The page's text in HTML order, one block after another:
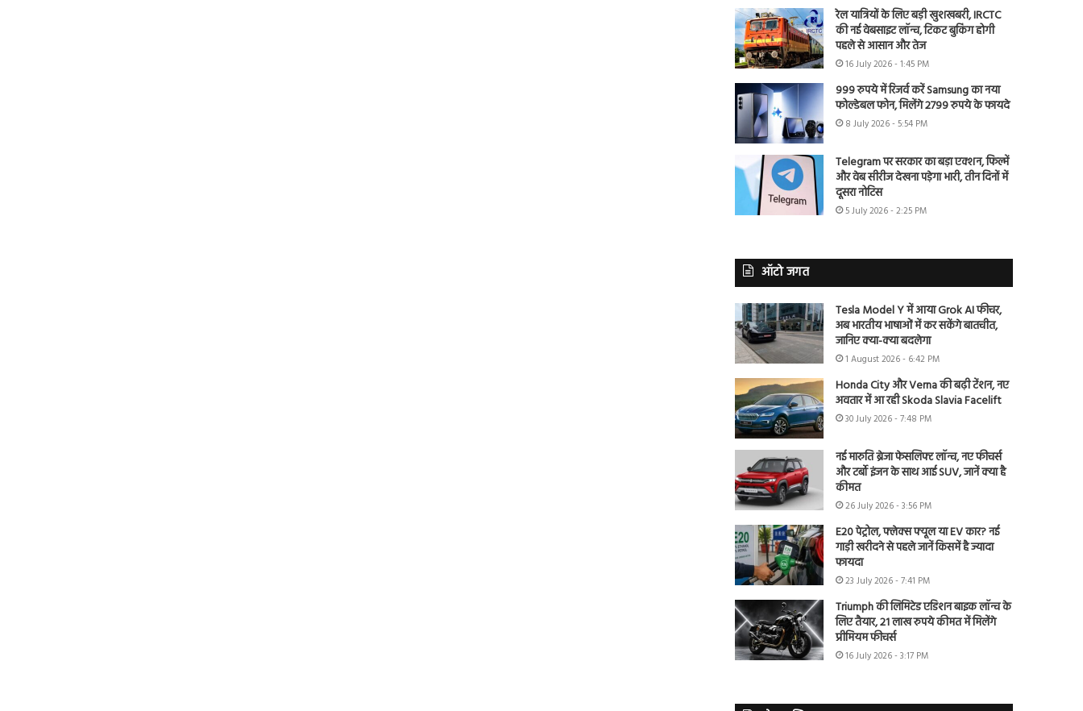
रेल यात्रियों के लिए बड़ी खुशखबरी, IRCTC
की नई वेबसाइट लॉन्च, टिकट बुकिंग होगी
पहले से आसान और तेज
16 July 2026 - 1:45 PM
999 रुपये में रिजर्व करें Samsung का नया
फोल्डेबल फोन, मिलेंगे 2799 रुपये के फायदे
8 July 2026 - 5:54 PM
Telegram पर सरकार का बड़ा एक्शन, फिल्में
और वेब सीरीज देखना पड़ेगा भारी, तीन दिनों में
दूसरा नोटिस
5 July 2026 - 2:25 PM
ऑटो जगत
Tesla Model Y में आया Grok AI फीचर,
अब भारतीय भाषाओं में कर सकेंगे बातचीत,
जानिए क्या-क्या बदलेगा
1 August 2026 - 6:42 PM
Honda City और Verna की बढ़ी टेंशन, नए
अवतार में आ रही Skoda Slavia Facelift
30 July 2026 - 7:48 PM
नई मारुति ब्रेजा फेसलिफ्ट लॉन्च, नए फीचर्स
और टर्बो इंजन के साथ आई SUV, जानें क्या है
कीमत
26 July 2026 - 3:56 PM
E20 पेट्रोल, फ्लेक्स फ्यूल या EV कार? नई
गाड़ी खरीदने से पहले जानें किसमें है ज्यादा
फायदा
23 July 2026 - 7:41 PM
Triumph की लिमिटेड एडिशन बाइक लॉन्च के
लिए तैयार, 21 लाख रुपये कीमत में मिलेंगे
प्रीमियम फीचर्स
16 July 2026 - 3:17 PM